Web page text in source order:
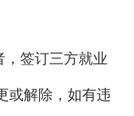
，签订三方就业
或解除，如有违